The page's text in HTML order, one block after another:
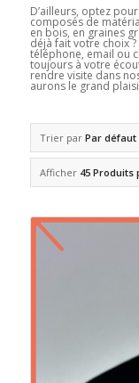
D’ailleurs, optez
composés de
en bois, en graines
déjà fait votre choix
téléphone, email ou
toujours à votre
rendre visite dans
aurons le grand
Trier par Par défaut
Afficher 45 Produits